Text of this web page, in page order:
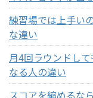
練習場では上手い
な違い
月4回ラウンドし
なる人の違い
スコアを縮めるな